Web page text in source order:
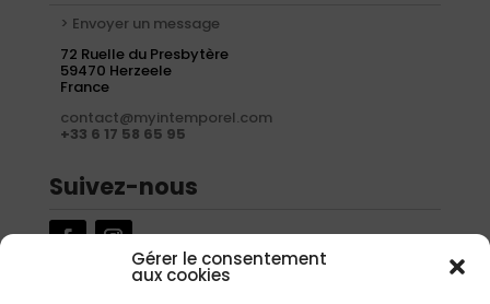
Gérer le consentement
aux cookies
> Envoyer un message
72 Ruelle du Presbytère
59470 Herzeele
France
contact@myintemporel.com
+33 6 17 58 65 95
Suivez-nous